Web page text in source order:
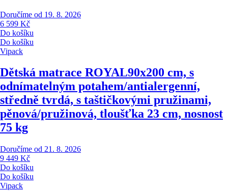
Doručíme od 19. 8. 2026
6 599 Kč
Do košíku
Do košíku
Vipack
Dětská matrace ROYAL90x200 cm, s
odnímatelným potahem/antialergenní,
středně tvrdá, s taštičkovými pružinami,
pěnová/pružinová, tloušťka 23 cm, nosnost
75 kg
Doručíme od 21. 8. 2026
9 449 Kč
Do košíku
Do košíku
Vipack